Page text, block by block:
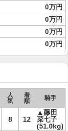
0万円
0万円
0万円
0万円
人
気
着
順
騎手
8 12
▲藤田
菜七子
(51.0kg)